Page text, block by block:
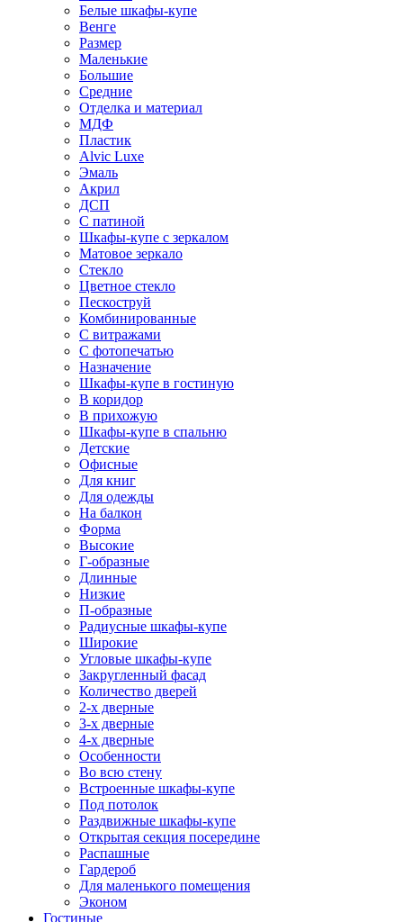
Белые шкафы-купе
Венге
Размер
Маленькие
Большие
Средние
Отделка и материал
МДФ
Пластик
Alvic Luxe
Эмаль
Акрил
ДСП
С патиной
Шкафы-купе с зеркалом
Матовое зеркало
Стекло
Цветное стекло
Пескоструй
Комбинированные
С витражами
С фотопечатью
Назначение
Шкафы-купе в гостиную
В коридор
В прихожую
Шкафы-купе в спальню
Детские
Офисные
Для книг
Для одежды
На балкон
Форма
Высокие
Г-образные
Длинные
Низкие
П-образные
Радиусные шкафы-купе
Широкие
Угловые шкафы-купе
Закругленный фасад
Количество дверей
2-х дверные
3-х дверные
4-х дверные
Особенности
Во всю стену
Встроенные шкафы-купе
Под потолок
Раздвижные шкафы-купе
Открытая секция посередине
Распашные
Гардероб
Для маленького помещения
Эконом
Гостиные